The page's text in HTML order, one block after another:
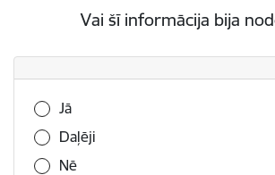
Vai šī informācija bija
Vai šī informācija bija noderīga?
Jā
Daļēji
Nē